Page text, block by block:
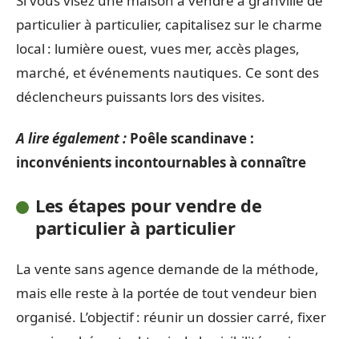
particulier à particulier, capitalisez sur le charme
local : lumière ouest, vues mer, accès plages,
marché, et événements nautiques. Ce sont des
déclencheurs puissants lors des visites.
A lire également : Poêle scandinave :
inconvénients incontournables à connaître
Les étapes pour vendre de
particulier à particulier
La vente sans agence demande de la méthode,
mais elle reste à la portée de tout vendeur bien
organisé. L’objectif : réunir un dossier carré, fixer